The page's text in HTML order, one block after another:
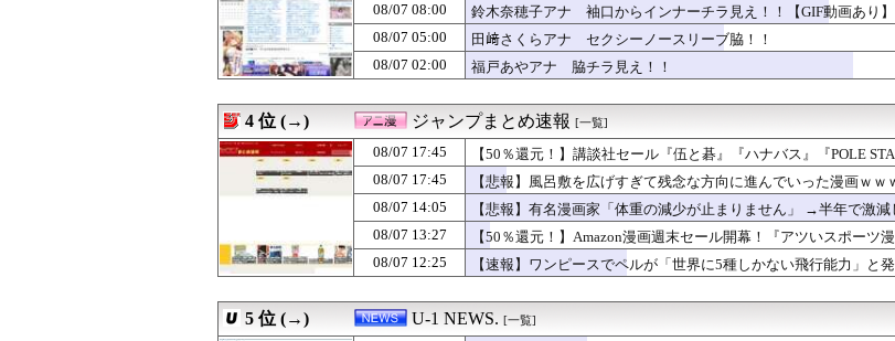
08/07 18:51
石破茂前総理「ウクライナが核放棄しなければロシア侵攻しなかった」！
08/07 18:51
今マイナス6キロくらい
08/07 18:48
佐渡Sに出走するライヒスアドラー 古馬混合3勝クラスで問われる世代の真価
08/07 18:47
【朗報】「オーバーロード」って凄くね？
08/07 18:45
【悲報】Googleのエンジニア「AIで仕事がつまらなくなった」
08/07 18:45
【速報】スペイン主将ロドリさん…なんとバルセロナへ移籍ｗｗｗｗｗｗｗｗ
08/07 18:45
今日近所の商店街の祭に行こうと思うんやが
08/07 18:44
【悲報】高野連「暑熱対策で第2試合は13:30プレイボールや！」
08/07 18:42
【速報】北海道江別大学生殺人事件、主犯格の川口被告(19)に無期懲役の判決
【小椋藍の後半戦スタート】年間タイトル獲得へ「やるべきことを全てやる！」
【孤独死】「孤立死」急増 お前らは大丈夫？
08/07 18:40
10/29の｢MTV VMAJ 2026｣に出演決定！！！【乃木坂46】
08/07 18:35
【驚愕】森泉のバニーガール姿、意外とクるｗｗｗｗｗｗｗｗｗｗ (※画像あ
08/07 18:32
PS5/Switch2『カラドリウス2』、発売決定！
08/07 18:31
Amazon配達員、ブチギレる
08/07 08:00
鈴木奈穂子アナ 袖口からインナーチラ見え！！【GIF動画あり】
08/07 05:00
田﨑さくらアナ セクシーノースリーブ脇！！
08/07 02:00
福戸あやアナ 脇チラ見え！！
4 位 (→) ジャンプまとめ速報 [一覧]
08/07 17:45
【50％還元！】講談社セール『伍と碁』『ハナバス』『POLE
08/07 17:45
【悲報】風呂敷を広げすぎて残念な方向に進んでいった漫画ｗｗ
08/07 14:05
【悲報】有名漫画家「体重の減少が止まりません」 →半年で激
08/07 13:27
【50％還元！】Amazon漫画週末セール開幕！『アツいスポーツ
08/07 12:25
【速報】ワンピースでペルが「世界に5種しかない飛行能力」と
5 位 (→) U-1 NEWS. [一覧]